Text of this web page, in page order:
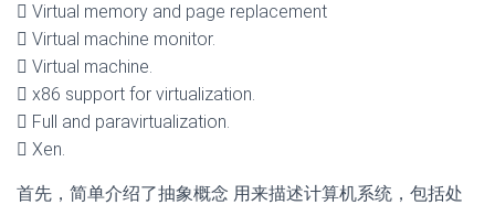
 Virtual memory and page replacement
 Virtual machine monitor.
 Virtual machine.
 x86 support for virtualization.
 Full and paravirtualization.
 Xen.
首先，简单介绍了抽象概念 用来描述计算机系统，包括处